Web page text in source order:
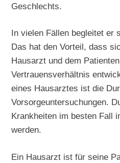
Geschlechts.
In vielen Fällen begleitet er
Das hat den Vorteil, dass
Hausarzt und dem
Vertrauensverhältnis
eines Hausarztes ist die
Vorsorgeuntersuchungen.
Krankheiten im besten Fall
werden.
Ein Hausarzt ist für seine